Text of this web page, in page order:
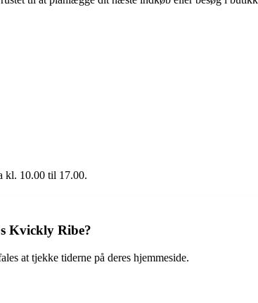
kl. 10.00 til 17.00.
Kvickly Ribe?
at tjekke tiderne på deres hjemmeside.